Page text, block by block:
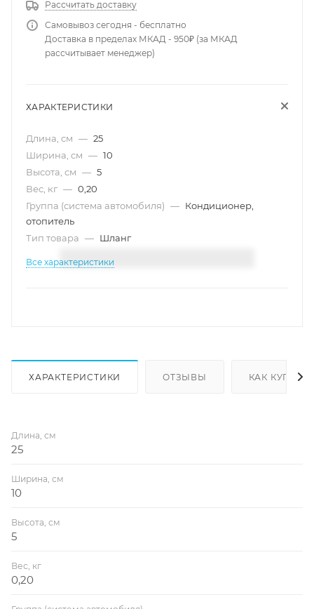
Рассчитать доставку
Самовывоз сегодня - бесплатно
Доставка в пределах МКАД - 950₽ (за МКАД
рассчитывает менеджер)
ХАРАКТЕРИСТИКИ
Длина, см — 25
Ширина, см — 10
Высота, см — 5
Вес, кг — 0,20
Группа (система автомобиля) — Кондиционер,
отопитель
Тип товара — Шланг
Все характеристики
ХАРАКТЕРИСТИКИ ОТЗЫВЫ КАК КУПИТЬ
Длина, см
25
Ширина, см
10
Высота, см
5
Вес, кг
0,20